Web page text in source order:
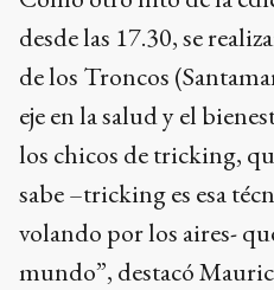
desde las 17.30, se
de los Troncos
eje en la salud y el
los chicos de tricking,
sabe –tricking es esa
volando por los aires-
mundo”, destacó